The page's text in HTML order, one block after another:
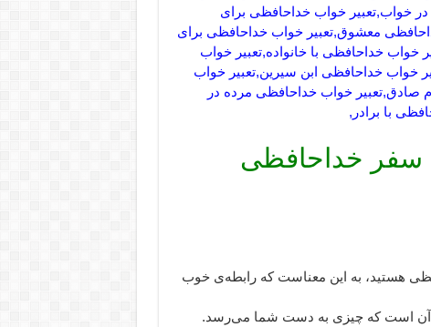
خواب,تعبیر خواب خداحافظی برای
معشوق,تعبیر خواب خداحافظی برای
خواب خداحافظی با خانواده,تعبیر خواب
خواب خداحافظی ابن سیرین,تعبیر خواب
صادق,تعبیر خواب خداحافظی مرده در
با برادر,
سفر خداحافظی
هستيد، به اين معناست كه رابطه‌ى خوب
آن است كه چيزى به دست شما مى‌رسد.